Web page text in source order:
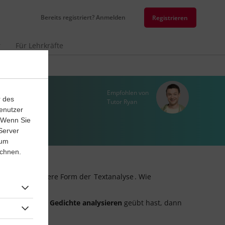
Bereits registriert? Anmelden Registrieren
Für Lehrkräfte
Empfohlen von
Tutor Ryan
eine besondere Form der Textanalyse . Wie
englische Gedichte analysieren geübt hast, dann
des
Sie